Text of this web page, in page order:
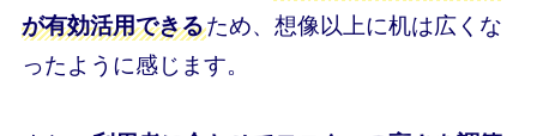
が有効活用できるため、想像以上に机は広くな
ったように感じます。